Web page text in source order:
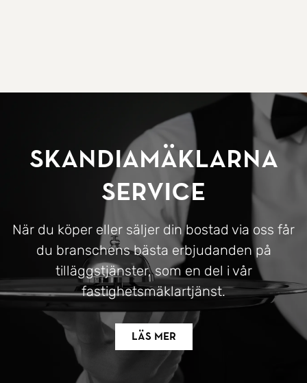
SkandiaMäklarna
Service
När du köper eller säljer din bostad via oss får
du branschens bästa erbjudanden på
tilläggstjänster, som en del i vår
fastighetsmäklartjänst.
Läs mer